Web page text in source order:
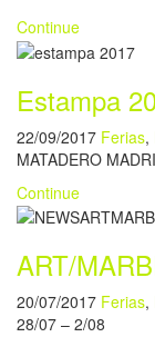
Continue
Estampa
22/09/2017 Ferias,
MATADERO
Continue
ART/
20/07/2017 Ferias,
28/07 – 2/08